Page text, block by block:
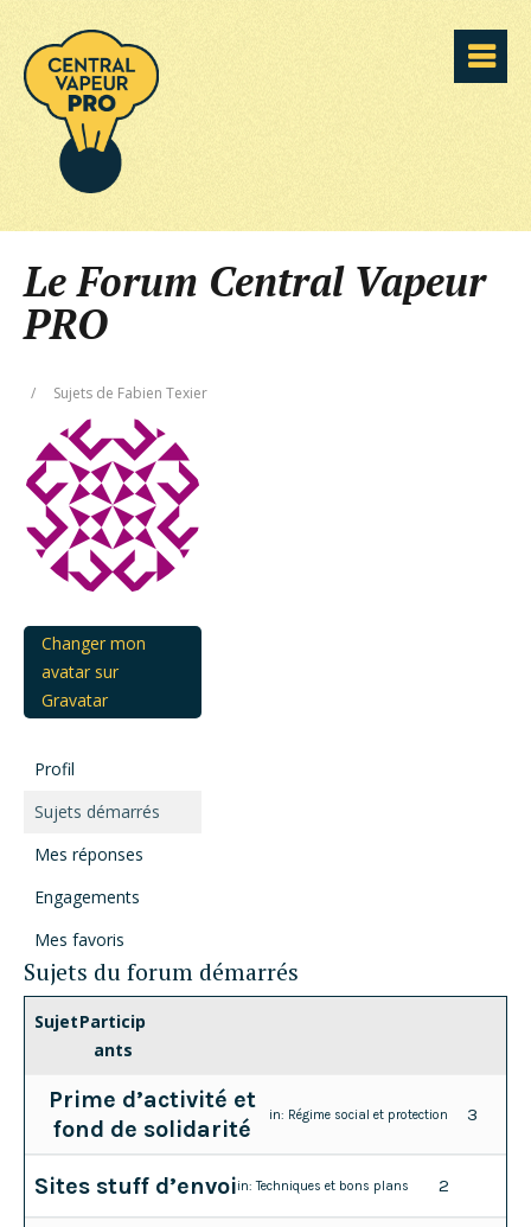
Le Forum Central Vapeur
PRO
/ Sujets de Fabien Texier
Changer mon
avatar sur
Gravatar
Profil
Sujets démarrés
Mes réponses
Engagements
Mes favoris
Sujets du forum démarrés
SujetParticip
ants
Prime d’activité et
fond de solidarité
in: Régime social et protection 3
Sites stuff d’envoiin:Techniques et bons plans 2